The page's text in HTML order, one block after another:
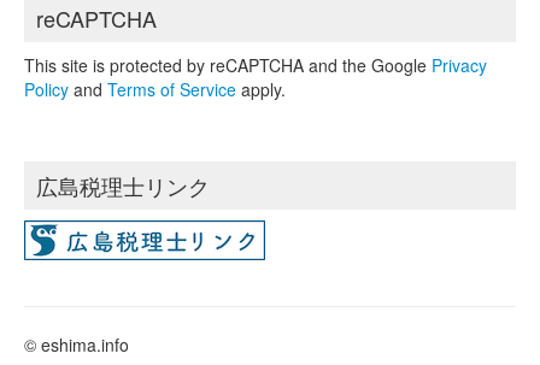
reCAPTCHA
This site is protected by reCAPTCHA and the Google Privacy
Policy and Terms of Service apply.
広島税理士リンク
© eshima.info